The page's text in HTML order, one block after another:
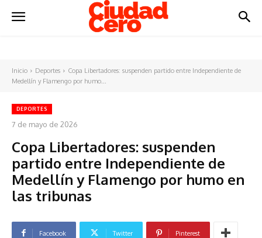
Inicio Deportes
Copa Libertadores: suspenden partido entre Independiente de
Medellín y Flamengo por humo...
DEPORTES
7 de mayo de 2026
Copa Libertadores: suspenden
partido entre Independiente de
Medellín y Flamengo por humo en
las tribunas
Facebook Twitter Pinterest